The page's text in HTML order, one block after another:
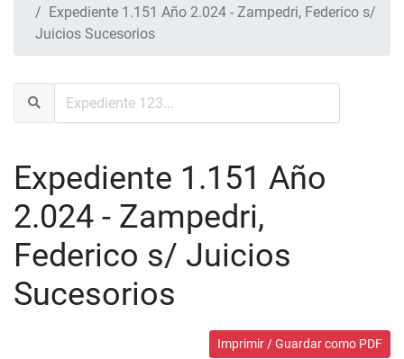
Expediente 1.151 Año 2.024 - Zampedri, Federico s/
Juicios Sucesorios
Expediente 1.151 Año
2.024 - Zampedri,
Federico s/ Juicios
Sucesorios
Imprimir / Guardar como PDF